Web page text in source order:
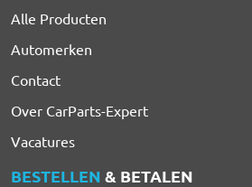
Alle Producten
Automerken
Contact
Over CarParts-Expert
Vacatures
BESTELLEN & BETALEN